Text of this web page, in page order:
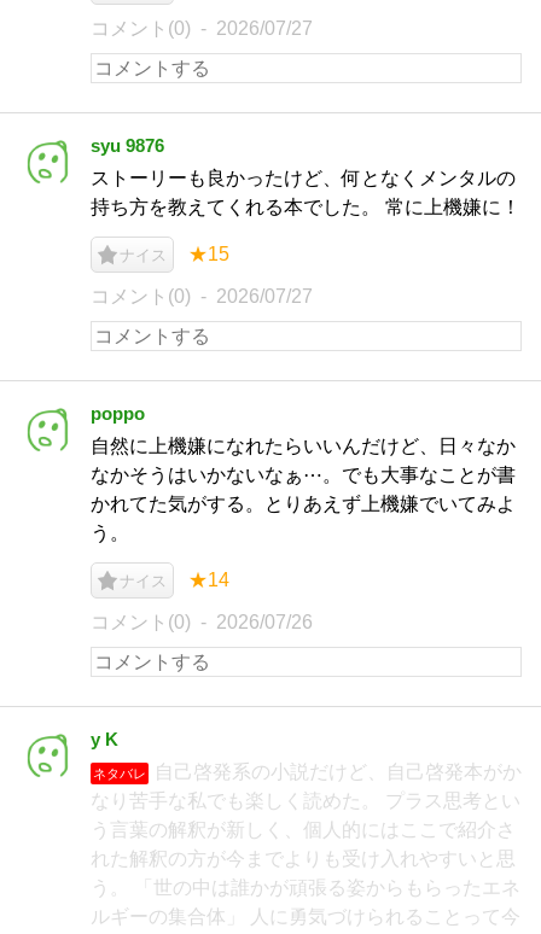
コメント(0) 2026/07/27
syu 9876
ストーリーも良かったけど、何となくメンタルの
持ち方を教えてくれる本でした。 常に上機嫌に！
ナイス ★15
コメント(0) 2026/07/27
poppo
自然に上機嫌になれたらいいんだけど、日々なか
なかそうはいかないなぁ⋯。でも大事なことが書
かれてた気がする。とりあえず上機嫌でいてみよ
う。
ナイス ★14
コメント(0) 2026/07/26
y K
ネタバレ
自己啓発系の小説だけど、自己啓発本がか
なり苦手な私でも楽しく読めた。 プラス思考とい
う言葉の解釈が新しく、個人的にはここで紹介さ
れた解釈の方が今までよりも受け入れやすいと思
う。 「世の中は誰かが頑張る姿からもらったエネ
ルギーの集合体」 人に勇気づけられることって今